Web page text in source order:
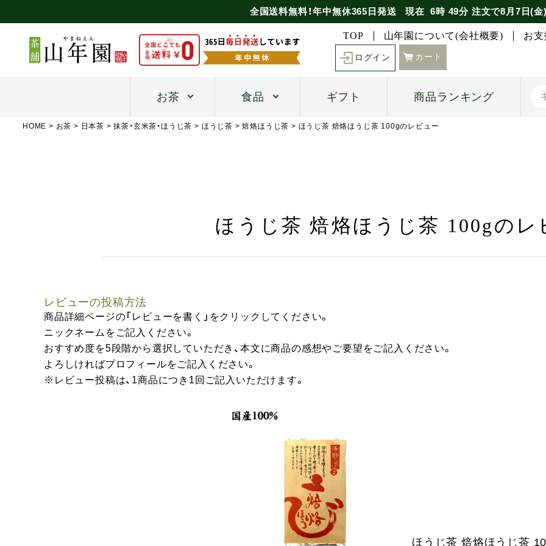
全国送料無料！年中無休365日発送 現在 6時 49分注文で8月7日(金
TOP 山年園について(会社概要) お
ログイン カート
お茶 食品 ギフト 商品ランキング
HOME お茶 日本茶 抹茶・玄米茶・ほうじ茶 ほうじ茶 焙烙ほうじ茶 ほうじ茶 焙烙ほうじ茶 100gのレビュー
ほうじ茶 焙烙ほうじ茶 100gのレ
レビューの投稿方法
商品詳細ページの「レビューを書く」をクリックしてください。
ニックネームをご記入ください。
おすすめ度を5段階から選択していただき、本文に商品の感想やご要望をご記入ください。
よろしければプロフィールをご記入ください。
※レビュー投稿は、1商品につき1回ご記入いただけます。
ほうじ茶 焙烙ほうじ茶